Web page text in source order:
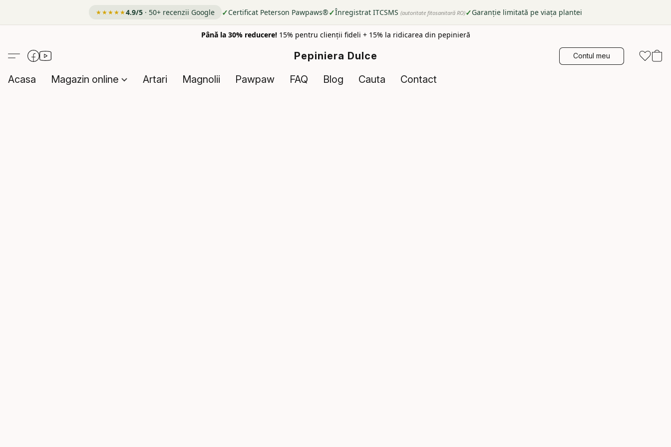
★★★★★4.9/5 · 50+ recenzii Google ✓Certificat Peterson Pawpaws®✓Înregistrat ITCSMS (autoritate fitosanitară RO)✓Garanție limitată pe viața plantei
Până la 30% reducere! 15% pentru clienții fideli + 15% la ridicarea din pepinieră
Pepiniera Dulce Contul meu
Acasa Magazin online Artari Magnolii Pawpaw FAQ Blog Cauta Contact